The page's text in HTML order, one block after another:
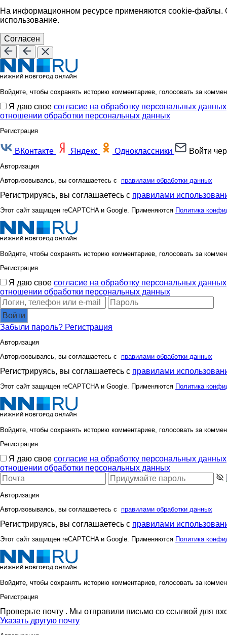
На информационном ресурсе применяются cookie-файлы.
использование.
Согласен
Войдите, чтобы сохранять историю комментариев, голосовать за
Я даю свое согласие на обработку персональных данных
отношении обработки персональных данных
Регистрация
ВКонтакте Яндекс Одноклассники Войти
Авторизация
Авторизовываясь, вы соглашаетесь с правилами обработки данных
Регистрируясь, вы соглашаетесь с правилами
Этот сайт защищен reCAPTCHA и Google. Применяются Политика
Войдите, чтобы сохранять историю комментариев, голосовать за
Регистрация
Я даю свое согласие на обработку персональных данных
отношении обработки персональных данных
Войти
Забыли пароль? Регистрация
Авторизация
Авторизовываясь, вы соглашаетесь с правилами обработки данных
Регистрируясь, вы соглашаетесь с правилами
Этот сайт защищен reCAPTCHA и Google. Применяются Политика
Войдите, чтобы сохранять историю комментариев, голосовать за
Регистрация
Я даю свое согласие на обработку персональных данных
отношении обработки персональных данных
Авторизация
Авторизовываясь, вы соглашаетесь с правилами обработки данных
Регистрируясь, вы соглашаетесь с правилами
Этот сайт защищен reCAPTCHA и Google. Применяются Политика
Войдите, чтобы сохранять историю комментариев, голосовать за
Регистрация
Проверьте почту . Мы отправили письмо со ссылкой для
Указать другую почту